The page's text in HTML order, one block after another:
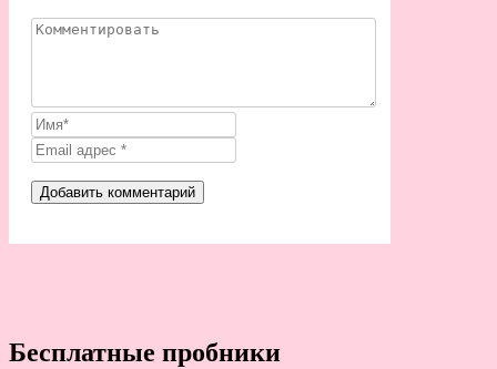
Бесплатные пробники